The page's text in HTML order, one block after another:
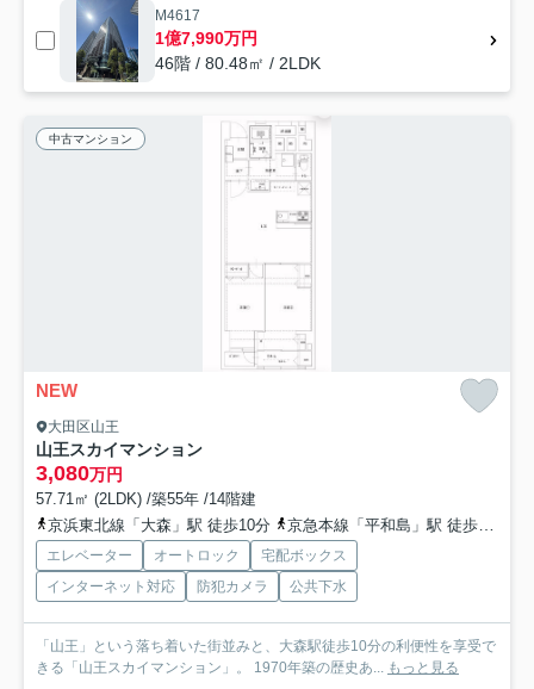
M4617
1億7,990万円
46階 / 80.48㎡ / 2LDK
中古マンション
NEW
大田区山王
山王スカイマンション
3,080万円
57.71㎡ (2LDK) /築55年 /14階建
京浜東北線「大森」駅 徒歩10分
京急本線「平和島」駅 徒歩19分
エレベーター オートロック
宅配ボックス
インターネット対応
防犯カメラ 公共下水
「山王」という落ち着いた街並みと、大森駅徒歩10分の利便性を享受で
きる「山王スカイマンション」。 1970年築の歴史あ... もっと見る